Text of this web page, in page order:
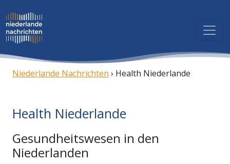
Niederlande Nachrichten › Health Niederlande
Health Niederlande
Gesundheitswesen in den
Niederlanden